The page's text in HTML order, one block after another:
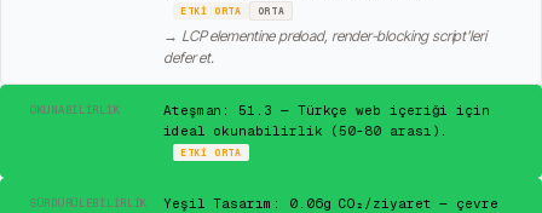
ETKIORTA ORTA
→ LCP elementine preload, render-blocking script'leri
defer et.
OKUNABILIRLIK
Ateşman: 51.3 — Türkçe web içeriği için
ideal okunabilirlik (50-80 arası).
ETKIORTA
SÜRDÜRÜLEBILIRLIK
Yeşil Tasarım: 0.06g CO₂/ziyaret — çevre